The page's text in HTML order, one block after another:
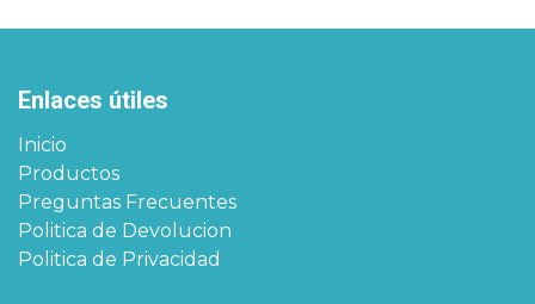
Enlaces útiles
Inicio
Productos
Preguntas Frecuentes
Politica de Devolucion
Politica de Privacidad